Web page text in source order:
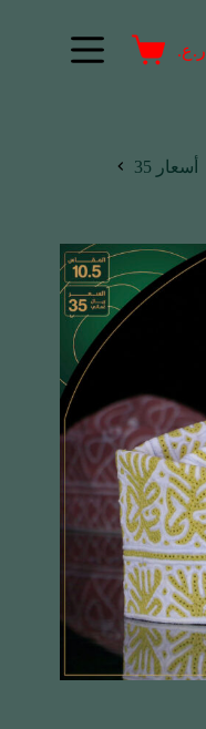
ر.ع.
أسعار 35